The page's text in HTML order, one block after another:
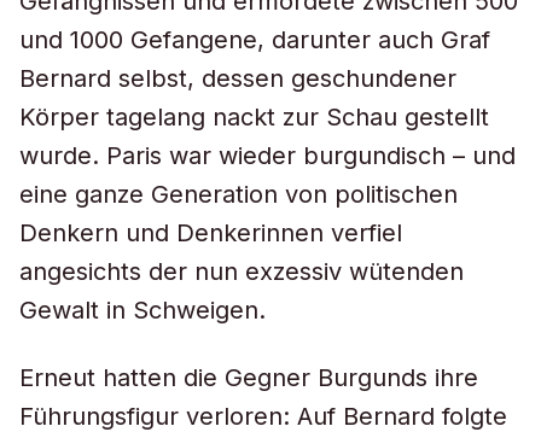
und 1000 Gefangene, darunter auch Graf
Bernard selbst, dessen geschundener
Körper tagelang nackt zur Schau gestellt
wurde. Paris war wieder burgundisch – und
eine ganze Generation von politischen
Denkern und Denkerinnen verfiel
angesichts der nun exzessiv wütenden
Gewalt in Schweigen.
Erneut hatten die Gegner Burgunds ihre
Führungsfigur verloren: Auf Bernard folgte